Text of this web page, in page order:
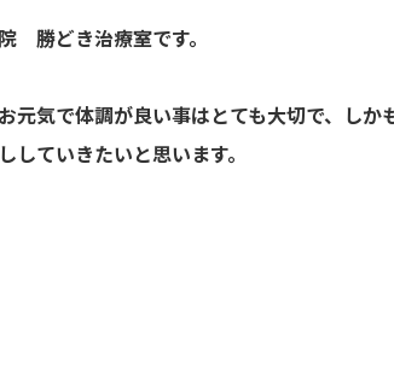
勝どき治療室です。
元気で体調が良い事はとても大切で、し
していきたいと思います。